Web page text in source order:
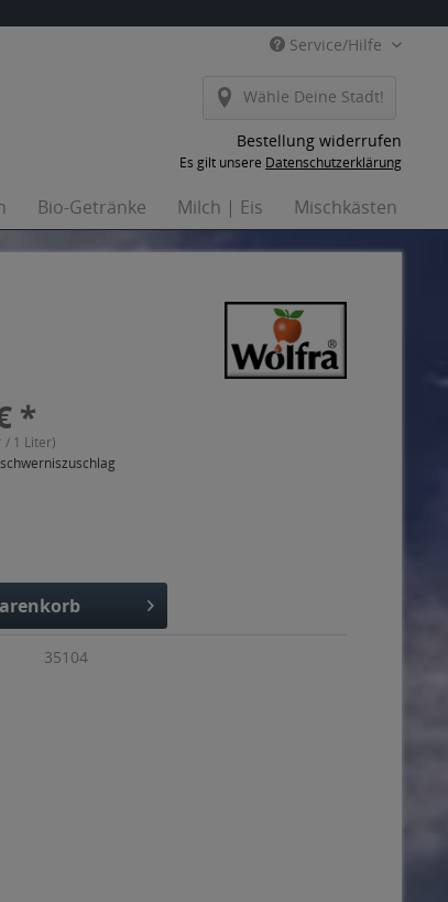
Service/Hilfe
Wähle Deine Stadt!
Bestellung widerrufen
Es gilt unsere Datenschutzerklärung
Bio-Getränke Milch | Eis Mischkästen
*
/ 1 Liter)
35104